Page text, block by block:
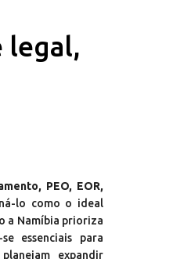
legal,
PEO, EOR,
lo como o ideal
a Namíbia prioriza
essenciais para
expandir